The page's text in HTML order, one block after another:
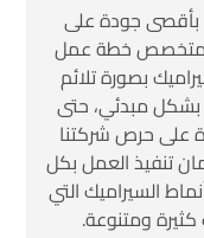
بأقصى جودة على
خطة عمل
بصورة تلائم
بشكل مبدئي، حتى
على حرص شركتنا
تنفيذ العمل بكل
السيراميك التي
ومتنوعة.